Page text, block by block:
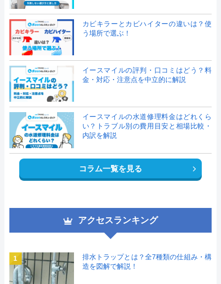
カビキラーとカビハイターの違いは？使
う場所で選ぶ！
イースマイルの評判・口コミはどう？料
金・対応・注意点を中立的に解説
イースマイルの水道修理料金はどれくら
い？トラブル別の費用目安と相場比較・
内訳を解説
コラム一覧を見る
アクセスランキング
1
排水トラップとは？全7種類の仕組み・構
造を図解で解説！